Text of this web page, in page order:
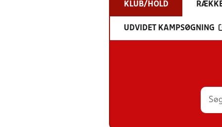
KLUB/HOLD
UDVIDET KAMPSØGNING